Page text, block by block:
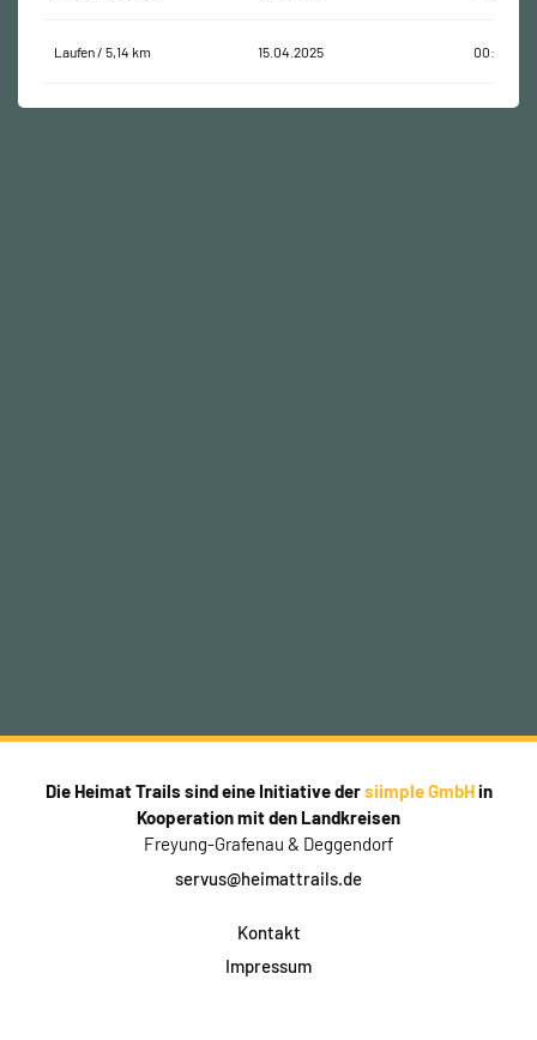
Laufen / 5,14 km 15.04.2025 00:39:21
Die Heimat Trails sind eine Initiative dersiimple GmbHin
Kooperation mit den Landkreisen
Freyung-Grafenau & Deggendorf
servus@heimattrails.de
Kontakt
Impressum